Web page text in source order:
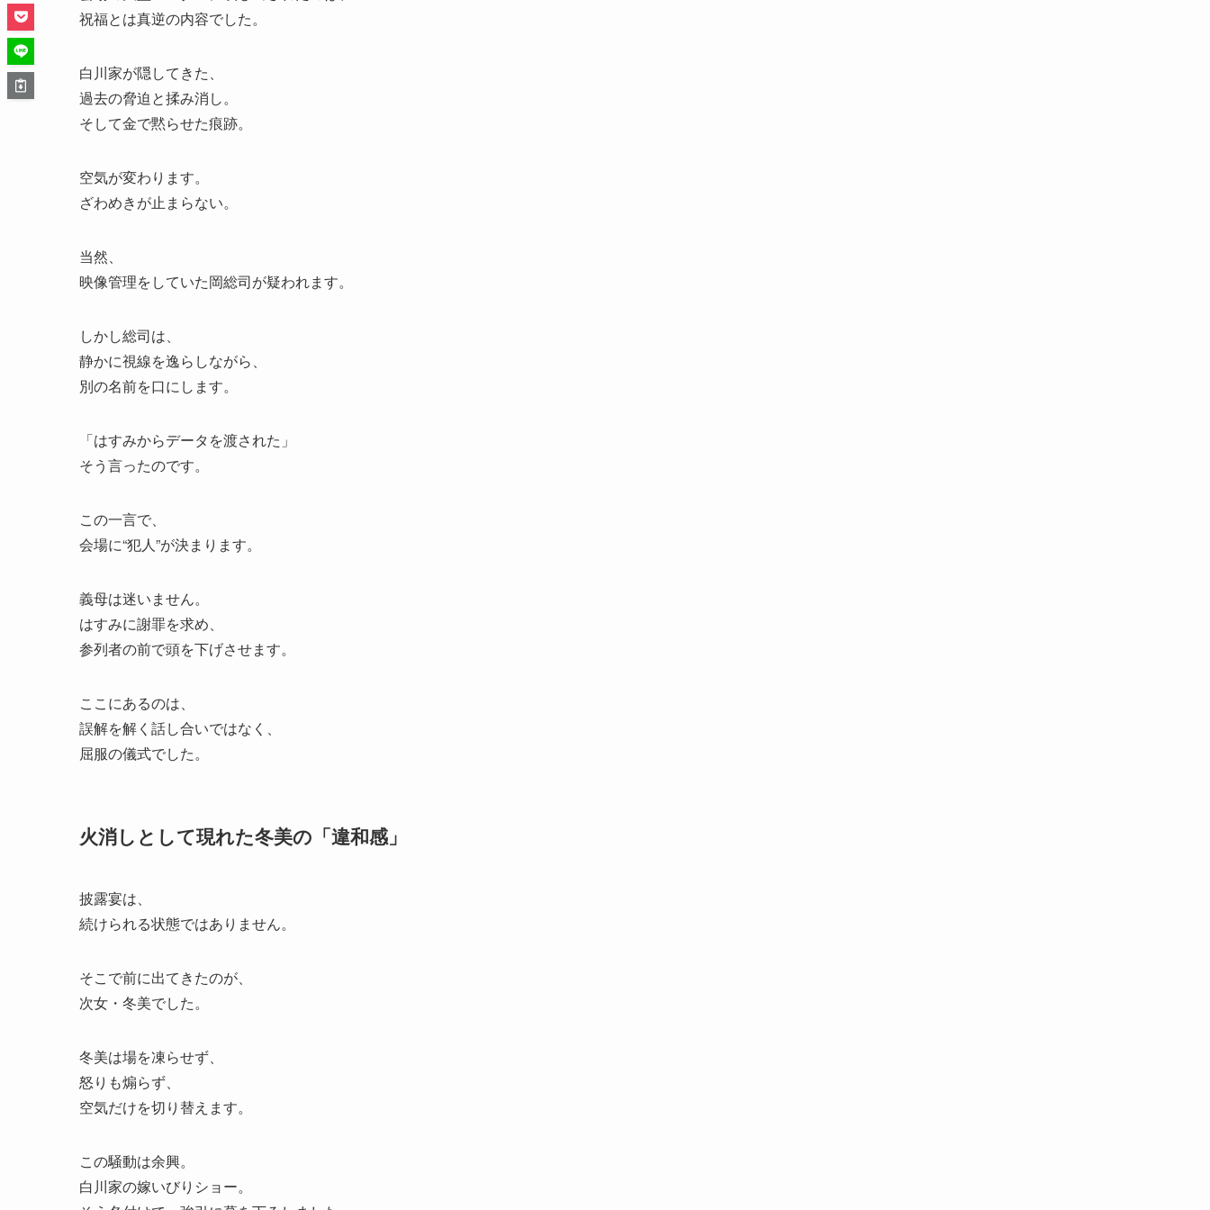
祝福とは真逆の内容でした。
白川家が隠してきた、
過去の脅迫と揉み消し。
そして金で黙らせた痕跡。
空気が変わります。
ざわめきが止まらない。
当然、
映像管理をしていた岡総司が疑われます。
しかし総司は、
静かに視線を逸らしながら、
別の名前を口にします。
「はすみからデータを渡された」
そう言ったのです。
この一言で、
会場に“犯人”が決まります。
義母は迷いません。
はすみに謝罪を求め、
参列者の前で頭を下げさせます。
ここにあるのは、
誤解を解く話し合いではなく、
屈服の儀式でした。
火消しとして現れた冬美の「違和感」
披露宴は、
続けられる状態ではありません。
そこで前に出てきたのが、
次女・冬美でした。
冬美は場を凍らせず、
怒りも煽らず、
空気だけを切り替えます。
この騒動は余興。
白川家の嫁いびりショー。